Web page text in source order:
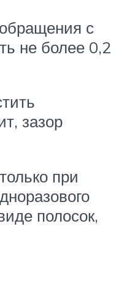
с
не более 0,2
зазор
при
полосок,